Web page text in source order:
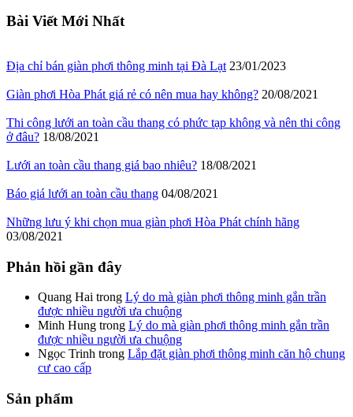
Bài Viết Mới Nhất
Địa chỉ bán giàn phơi thông minh tại Đà Lạt 23/01/2023
Giàn phơi Hòa Phát giá rẻ có nên mua hay không? 20/08/2021
Thi công lưới an toàn cầu thang có phức tạp không và nên thi công
ở đâu? 18/08/2021
Lưới an toàn cầu thang giá bao nhiêu? 18/08/2021
Báo giá lưới an toàn cầu thang 04/08/2021
Những lưu ý khi chọn mua giàn phơi Hòa Phát chính hãng
03/08/2021
Phản hồi gần đây
Quang Hai trong Lý do mà giàn phơi thông minh gắn trần
được nhiều người ưa chuộng
Minh Hung trong Lý do mà giàn phơi thông minh gắn trần
được nhiều người ưa chuộng
Ngọc Trinh trong Lắp đặt giàn phơi thông minh căn hộ chung
cư cao cấp
Sản phẩm